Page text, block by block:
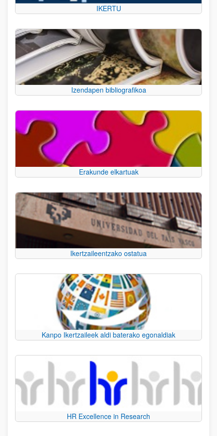
IKERTU
Izendapen bibliografikoa
Erakunde elkartuak
Ikertzaileentzako ostatua
Kanpo Ikertzaileek aldi baterako egonaldiak
HR Excellence in Research